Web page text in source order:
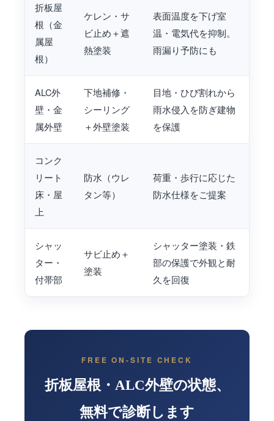
折板屋
根（金
属屋
根）
ケレン・サ
ビ止め＋遮
熱塗装
表面温度を下げ室
温・電気代を抑制。
雨漏り予防にも
ALC外
壁・金
属外壁
下地補修・
シーリング
＋外壁塗装
目地・ひび割れから
雨水侵入を防ぎ建物
を保護
コンク
リート
床・屋
上
防水（ウレ
タン等）
荷重・歩行に応じた
防水仕様をご提案
シャッ
ター・
付帯部
サビ止め＋
塗装
シャッター塗装・鉄
部の保護で外観と耐
久を回復
FREE ON-SITE CHECK
折板屋根・ALC外壁の状態、
無料で診断します